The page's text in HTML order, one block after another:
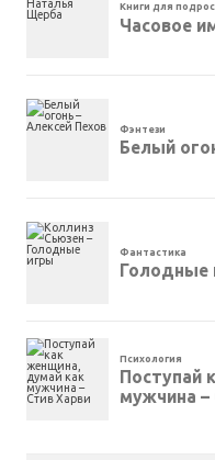
Книги для
Часовое
Фэнтези
Белый
Фантастика
Голодные
Психология
Поступай
мужчина –